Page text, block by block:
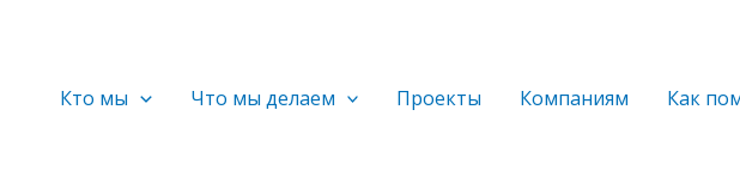
Кто мы Что мы делаем Проекты Компаниям Как